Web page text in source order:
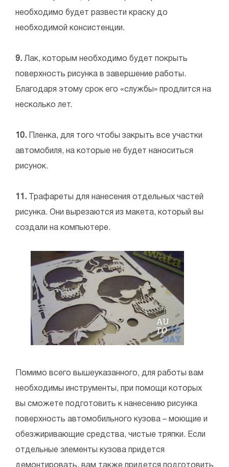
необходимо будет развести краску до
необходимой консистенции.
9. Лак, которым необходимо будет покрыть
поверхность рисунка в завершение работы.
Благодаря этому срок его «службы» продлится на
несколько лет.
10. Пленка, для того чтобы закрыть все участки
автомобиля, на которые не будет наноситься
рисунок.
11. Трафареты для нанесения отдельных частей
рисунка. Они вырезаются из макета, который вы
создали на компьютере.
Помимо всего вышеуказанного, для работы вам
необходимы инструменты, при помощи которых
вы сможете подготовить к нанесению рисунка
поверхность автомобильного кузова – моющие и
обезжиривающие средства, чистые тряпки. Если
отдельные элементы кузова придется
демонтировать, вам также придется подготовить